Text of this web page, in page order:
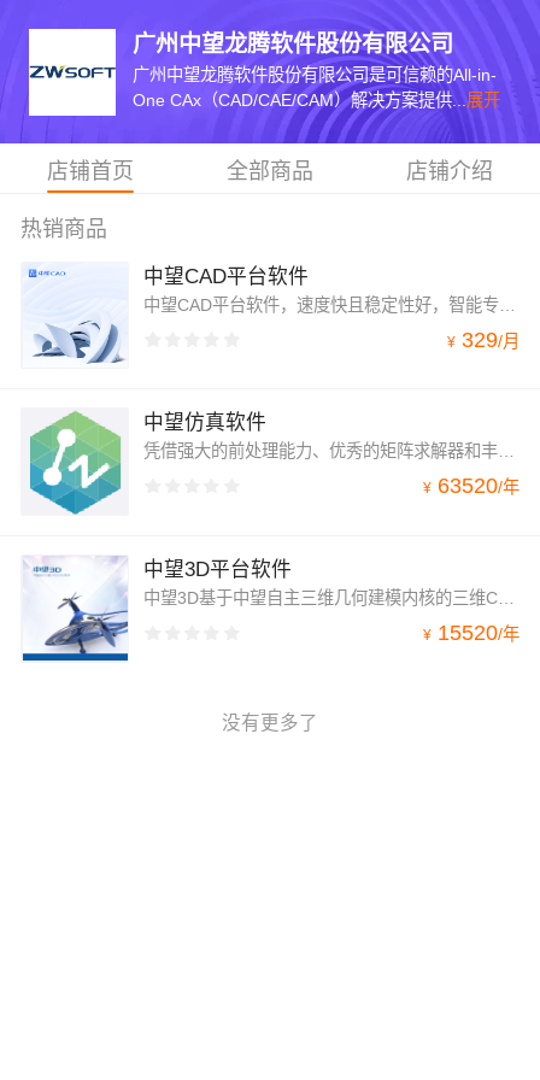
广州中望龙腾软件股份有限公司
广州中望龙腾软件股份有限公司是可信赖的All-in-
One CAx（CAD/CAE/CAM）解决方案提供... 展开
店铺首页 全部商品 店铺介绍
热销商品
中望CAD平台软件
中望CAD平台软件，速度快且稳定性好，智能专业的绘图功能，兼容常见CAD文件格式，友好简洁的界面，熟悉易用的快捷命令，帮助用户快速上手。
¥ 329/月
中望仿真软件
凭借强大的前处理能力、优秀的矩阵求解器和丰富的后处理方式，以及友好简洁的界面、清晰的工作流程，可帮助用户快速实现精确的仿真分析。未来，中望软件将持续打造多学科多物理场仿真解决方案，仿真驱动设计。
¥ 63520/年
中望3D平台软件
中望3D基于中望自主三维几何建模内核的三维CAD/CAE/CAM一体化解决方案，具备强大的混合建模能力、支持各种几何及建模算法，超过30年工业设计验证，集“实体建模、曲面造型、装配设计、工程图、钣金、模具设计、结构仿真、车削、2-5轴加工”等功能模块于一体，覆盖产品设计开发全流程。
¥ 15520/年
没有更多了